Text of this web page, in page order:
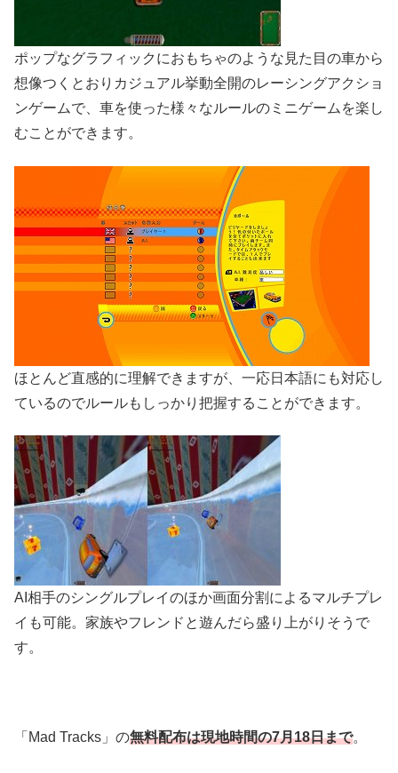
ポップなグラフィックにおもちゃのような見た目の車から
想像つくとおりカジュアル挙動全開のレーシングアクショ
ンゲームで、車を使った様々なルールのミニゲームを楽し
むことができます。
ほとんど直感的に理解できますが、一応日本語にも対応し
ているのでルールもしっかり把握することができます。
AI相手のシングルプレイのほか画面分割によるマルチプレ
イも可能。家族やフレンドと遊んだら盛り上がりそうで
す。
「Mad Tracks」の無料配布は現地時間の7月18日まで。